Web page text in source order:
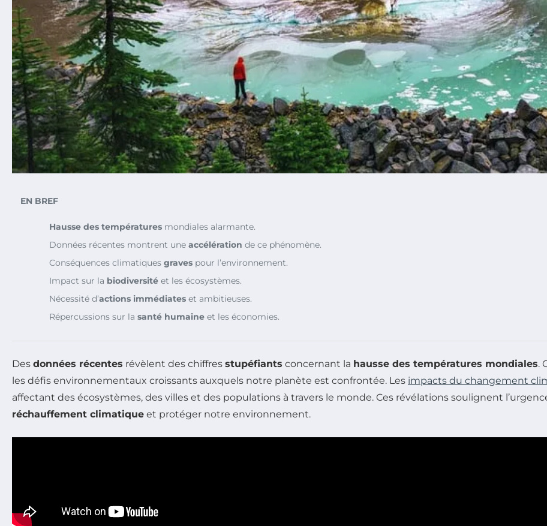
EN BREF
Hausse des températures mondiales alarmante.
Données récentes montrent une accélération de ce phénomène.
Conséquences climatiques graves pour l’environnement.
Impact sur la biodiversité et les écosystèmes.
Nécessité d’actions immédiates et ambitieuses.
Répercussions sur la santé humaine et les économies.
Des données récentes révèlent des chiffres stupéfiants concernant la hausse des températures mondiales.
les défis environnementaux croissants auxquels notre planète est confrontée. Les impacts du changement
affectant des écosystèmes, des villes et des populations à travers le monde. Ces révélations soulignent
réchauffement climatique et protéger notre environnement.